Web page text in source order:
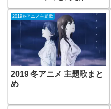
プ？
2019冬アニメ主題歌
2019 冬アニメ 主題歌まと
め